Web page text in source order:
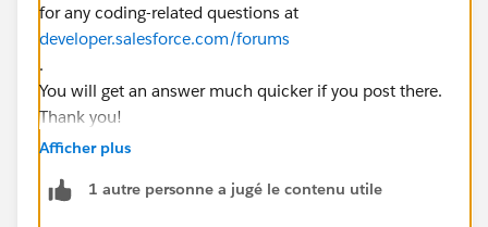
for any coding-related questions at
developer.salesforce.com/forums
.
You will get an answer much quicker if you post there.
Thank you!
Regards,
Afficher plus
1 autre personne a jugé le contenu utile